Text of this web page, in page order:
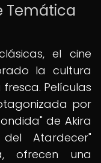
Temática
el cine
la cultura
Películas
por
de Akira
Atardecer"
ofrecen una